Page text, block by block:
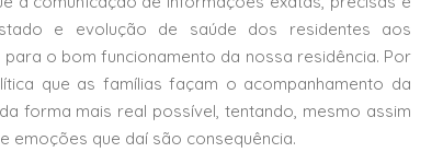
e evolução de saúde dos residentes aos
o bom funcionamento da nossa residência. Por
que as famílias façam o acompanhamento da
forma mais real possível, tentando, mesmo assim
emoções que daí são consequência.